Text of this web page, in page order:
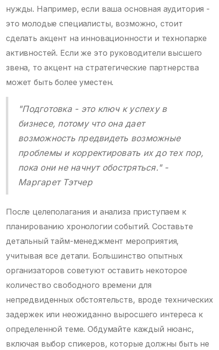
нужды. Например, если ваша основная аудитория -
это молодые специалисты, возможно, стоит
сделать акцент на инновационности и технопарке
активностей. Если же это руководители высшего
звена, то акцент на стратегические партнерства
может быть более уместен.
"Подготовка - это ключ к успеху в
бизнесе, потому что она дает
возможность предвидеть возможные
проблемы и корректировать их до тех пор,
пока они не начнут обостряться." -
Маргарет Тэтчер
После целеполагания и анализа приступаем к
планированию хронологии событий. Составьте
детальный тайм-менеджмент мероприятия,
учитывая все детали. Большинство опытных
организаторов советуют оставить некоторое
количество свободного времени для
непредвиденных обстоятельств, вроде технических
задержек или неожиданно выросшего интереса к
определенной теме. Обдумайте каждый нюанс,
включая выбор спикеров, которые должны быть не